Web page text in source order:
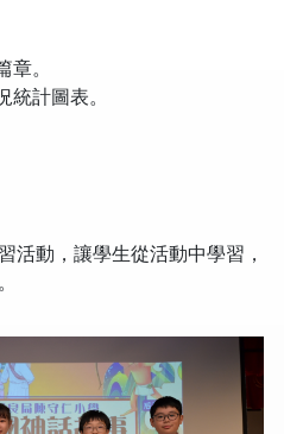
。
計圖表。
活動，讓學生從活動中學習，